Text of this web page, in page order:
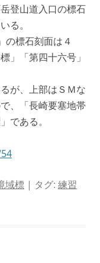
登山道入口の標石
る。
の標石刻面は４
」「第四十六号」
が、上部はＳＭな
、「長崎要塞地帯
である。
域標 | タグ: 練習